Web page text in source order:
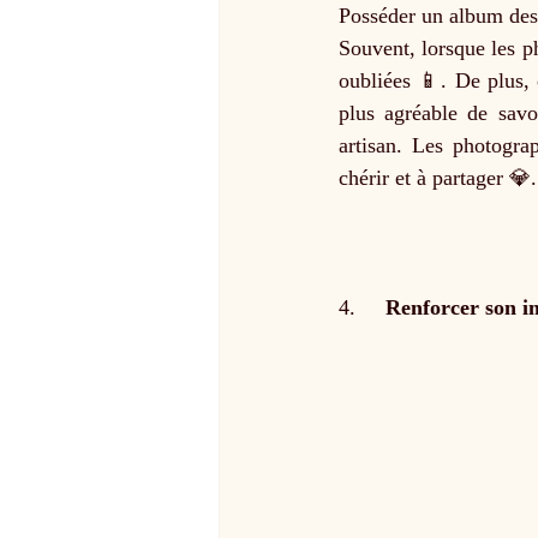
Posséder un album
Souvent, lorsque les
oubliées 📱. De plus,
plus agréable de
artisan. Les
chérir et à partager
4. Renforcer son